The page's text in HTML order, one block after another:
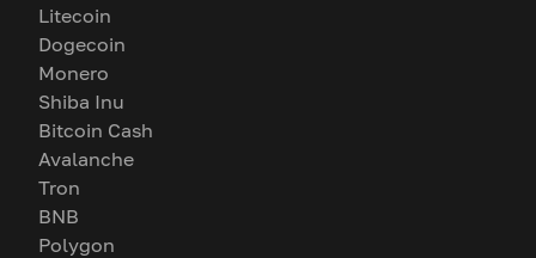
Litecoin
Dogecoin
Monero
Shiba Inu
Bitcoin Cash
Avalanche
Tron
BNB
Polygon